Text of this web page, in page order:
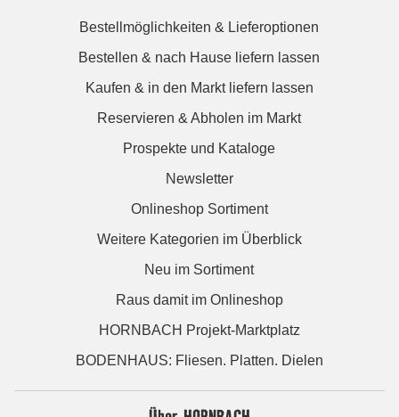
Bestellmöglichkeiten & Lieferoptionen
Bestellen & nach Hause liefern lassen
Kaufen & in den Markt liefern lassen
Reservieren & Abholen im Markt
Prospekte und Kataloge
Newsletter
Onlineshop Sortiment
Weitere Kategorien im Überblick
Neu im Sortiment
Raus damit im Onlineshop
HORNBACH Projekt-Marktplatz
BODENHAUS: Fliesen. Platten. Dielen